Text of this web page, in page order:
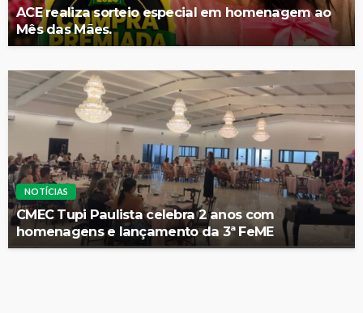
ACE realiza sorteio especial em homenagem ao
Mês das Mães.
NOTÍCIAS
CMEC Tupi Paulista celebra 2 anos com
homenagens e lançamento da 3ª FeME